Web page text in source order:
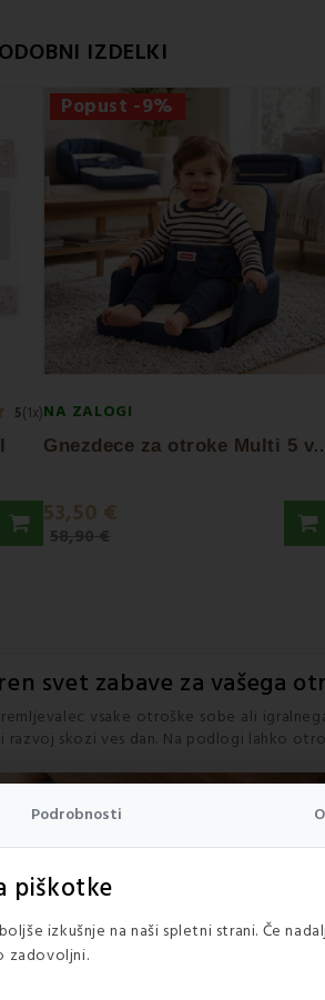
Podrobnosti
piškotke
izkušnje na naši spletni strani. Če
zadovoljni.
IZDELKI
5(1x)
Popust -9%
NA ZALOGI
nezdece za
53,50 €
58,90 €
svet zabave za vašega
vsake otroške sobe ali
skozi ves dan. Na podlogi lahko